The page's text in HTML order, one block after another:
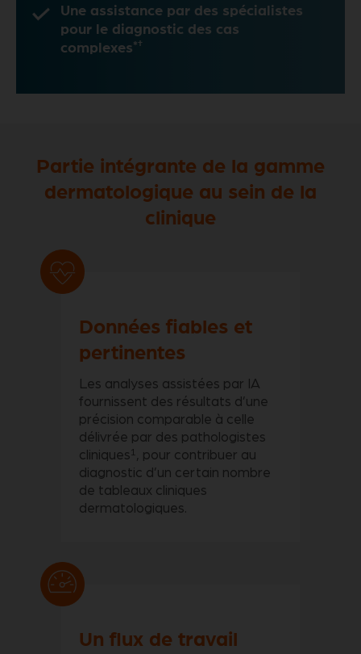
Une assistance par des spécialistes
pour le diagnostic des cas
complexes*†
Partie intégrante de la gamme
dermatologique au sein de la
clinique
Données fiables et
pertinentes
Les analyses assistées par IA
fournissent des résultats d’une
précision comparable à celle
délivrée par des pathologistes
cliniques1
, pour contribuer au
diagnostic d’un certain nombre
de tableaux cliniques
dermatologiques.
Un flux de travail